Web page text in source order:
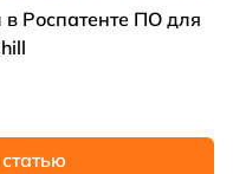
в Роспатенте ПО для